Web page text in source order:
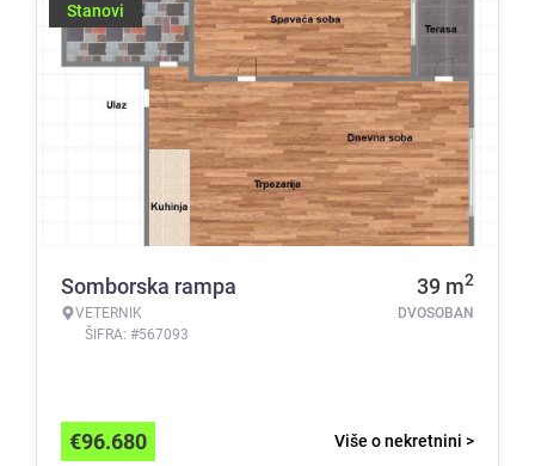
Stanovi
Somborska rampa
VETERNIK
ŠIFRA: #567093
39 m2
DVOSOBAN
Više o nekretnini >
€96.680